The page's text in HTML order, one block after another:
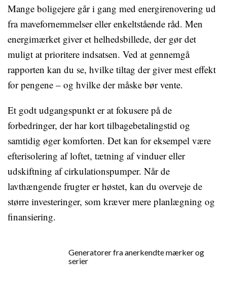
Mange boligejere går i gang med energirenovering ud
fra mavefornemmelser eller enkeltstående råd. Men
energimærket giver et helhedsbillede, der gør det
muligt at prioritere indsatsen. Ved at gennemgå
rapporten kan du se, hvilke tiltag der giver mest effekt
for pengene – og hvilke der måske bør vente.
Et godt udgangspunkt er at fokusere på de
forbedringer, der har kort tilbagebetalingstid og
samtidig øger komforten. Det kan for eksempel være
efterisolering af loftet, tætning af vinduer eller
udskiftning af cirkulationspumper. Når de
lavthængende frugter er høstet, kan du overveje de
større investeringer, som kræver mere planlægning og
finansiering.
Generatorer fra anerkendte mærker og
serier